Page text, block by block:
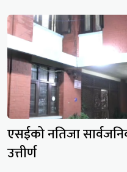
एसईको नतिजा
उत्तीर्ण